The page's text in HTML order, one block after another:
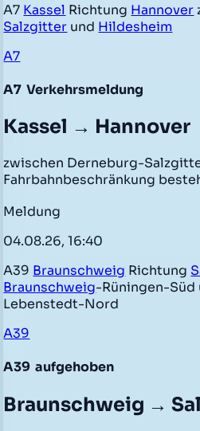
A7 Kassel Richtung Hannover
Salzgitter und Hildesheim
A7
A7 Verkehrsmeldung
Kassel → Hannover
zwischen Derneburg-
Fahrbahnbeschränkung
Meldung
04.08.26, 16:40
A39 Braunschweig Richtung
Braunschweig-Rüningen-Süd
Lebenstedt-Nord
A39
A39 aufgehoben
Braunschweig →